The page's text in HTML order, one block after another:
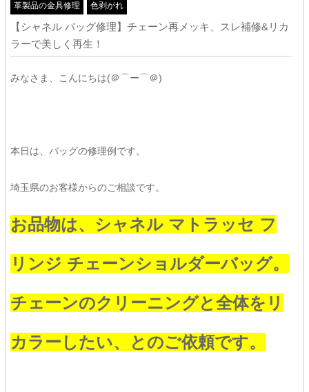
革製品の金具修理 色剥がれ
【シャネル バッグ修理】チェーン再メッキ、スレ補修&リカ
ラーで美しく再生！
みなさま、こんにちは(＠⌒ー⌒＠)
本日は、バッグの修理例です。
埼玉県のお客様からのご相談です。
お品物は、シャネル マトラッセ フ
リンジ チェーンショルダーバッグ。
チェーンのクリーニングと全体をリ
カラーしたい、とのご依頼です。